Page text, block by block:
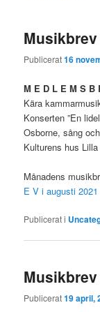
Musikbrev
Publicerat16
M E D L E M S B
Kära
Konserten ”En
Osborne, sång
Kulturens hus
Månadens
E V i augusti 2021
Publicerat i
Musikbrev
Publicerat19 april,